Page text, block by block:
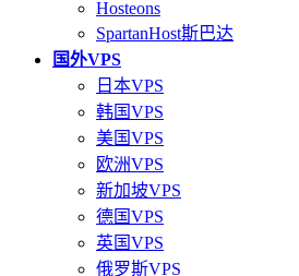
Hosteons
SpartanHost斯巴达
国外VPS
日本VPS
韩国VPS
美国VPS
欧洲VPS
新加坡VPS
德国VPS
英国VPS
俄罗斯VPS